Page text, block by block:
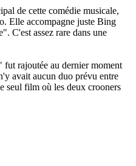
de cette comédie musicale,
Elle accompagne juste Bing
C'est assez rare dans une
rajoutée au dernier moment
avait aucun duo prévu entre
seul film où les deux crooners